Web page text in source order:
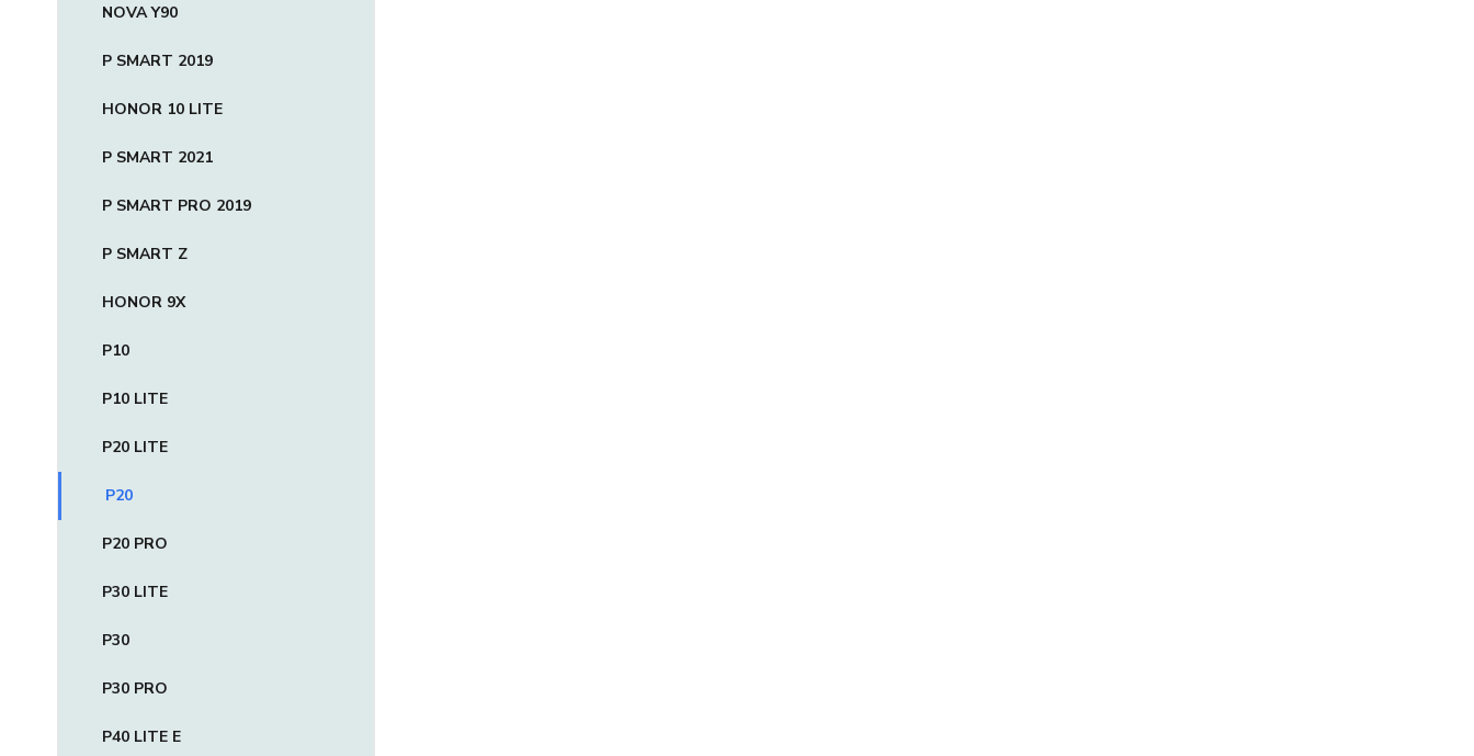
NOVA Y90
P SMART 2019
HONOR 10 LITE
P SMART 2021
P SMART PRO 2019
P SMART Z
HONOR 9X
P10
P10 LITE
P20 LITE
P20
P20 PRO
P30 LITE
P30
P30 PRO
P40 LITE E